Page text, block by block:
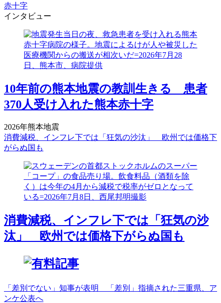
赤十字
インタビュー
10年前の熊本地震の教訓生きる 患者
370人受け入れた熊本赤十字
2026年熊本地震
消費減税、インフレ下では「狂気の沙汰」 欧州では価格下
がらぬ国も
消費減税、インフレ下では「狂気の沙
汰」 欧州では価格下がらぬ国も
「差別でない」知事が表明 「差別」指摘された三重県、ア
ンケ公表へ